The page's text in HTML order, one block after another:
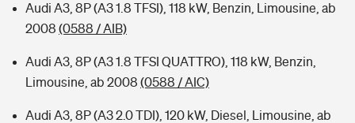
Audi A3, 8P (A3 1.8 TFSI), 118 kW, Benzin, Limousine, ab
2008 (0588 / AIB)
Audi A3, 8P (A3 1.8 TFSI QUATTRO), 118 kW, Benzin,
Limousine, ab 2008 (0588 / AIC)
Audi A3, 8P (A3 2.0 TDI), 120 kW, Diesel, Limousine, ab